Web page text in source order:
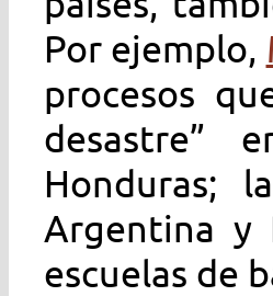
Por ejemplo,
procesos
desastre”
Honduras;
Argentina y
escuelas de